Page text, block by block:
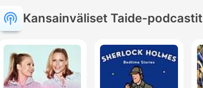
Kansainväliset Taide-podcastit